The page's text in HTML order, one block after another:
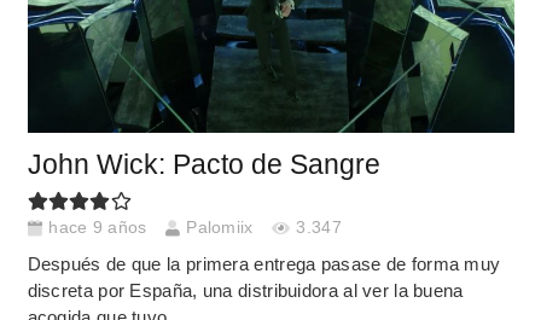
John Wick: Pacto de Sangre
hace 9 años Palomiix 3.347
Después de que la primera entrega pasase de forma muy
discreta por España, una distribuidora al ver la buena